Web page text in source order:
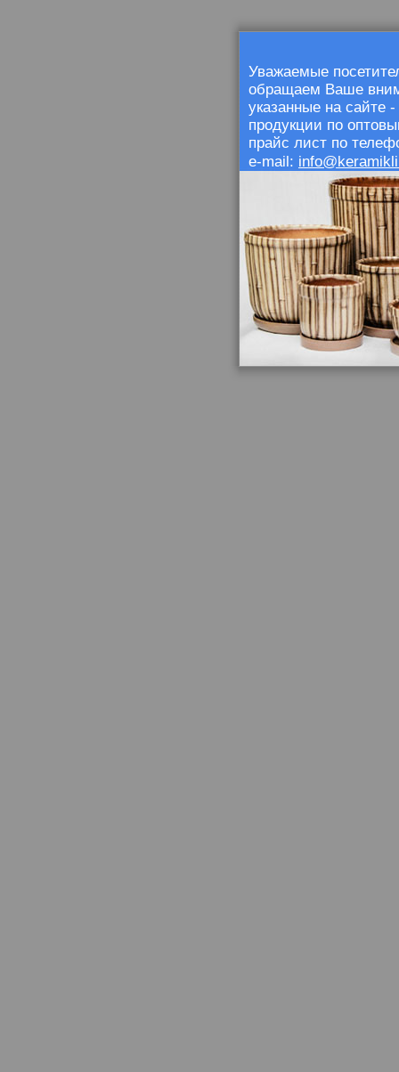
Уважаемые
обращаем Ваше
указанные на сайте
продукции по
прайс лист по
e-mail: